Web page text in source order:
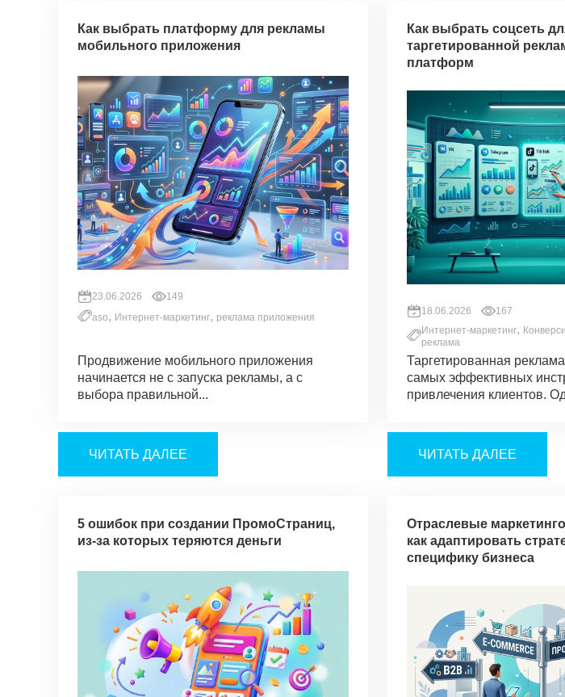
Как выбрать платформу для рекламы
мобильного приложения
23.06.2026
149
aso, Интернет-маркетинг, реклама приложения
Продвижение мобильного приложения
начинается не с запуска рекламы, а с
выбора правильной...
ЧИТАТЬ ДАЛЕЕ
Как выбрать соцсеть
таргетированной
платформ
18.06.2026
167
Интернет-маркетинг,
реклама
Таргетированная
самых эффективных
привлечения клиентов.
ЧИТАТЬ ДАЛЕЕ
5 ошибок при создании ПромоСтраниц,
из-за которых теряются деньги
Отраслевые
как адаптировать
специфику бизнеса